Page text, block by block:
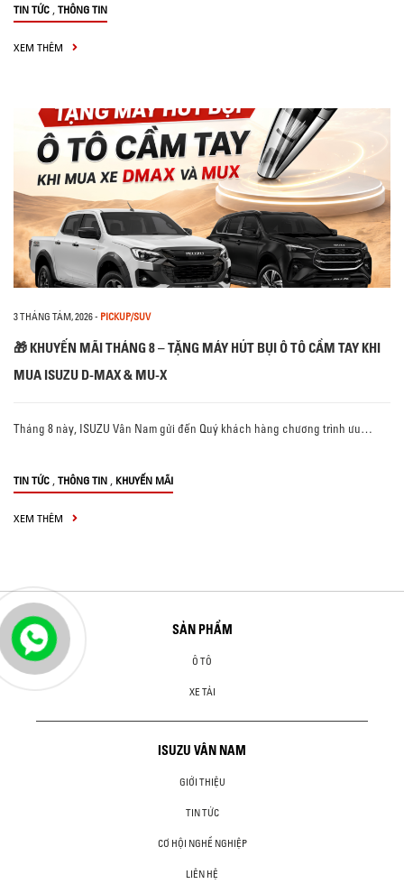
TIN TỨC , THÔNG TIN
XEM THÊM
3 THÁNG TÁM, 2026- PICKUP/SUV
🎁 KHUYẾN MÃI THÁNG 8 – TẶNG MÁY HÚT BỤI Ô TÔ CẦM TAY KHI
MUA ISUZU D-MAX & MU-X
Tháng 8 này, ISUZU Vân Nam gửi đến Quý khách hàng chương trình ưu…
TIN TỨC , THÔNG TIN , KHUYẾN MÃI
XEM THÊM
SẢN PHẨM
Ô TÔ
XE TẢI
ISUZU VÂN NAM
GIỚI THIỆU
TIN TỨC
CƠ HỘI NGHỀ NGHIỆP
LIÊN HỆ